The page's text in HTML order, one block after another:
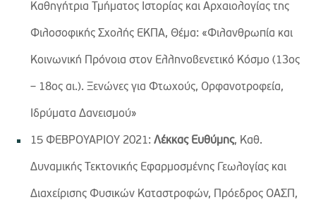
Καθηγήτρια Τμήματος Ιστορίας και Αρχαιολογίας της
Φιλοσοφικής Σχολής ΕΚΠΑ, Θέμα: «Φιλανθρωπία και
Κοινωνική Πρόνοια στον Ελληνοβενετικό Κόσμο (13ος
– 18ος αι.). Ξενώνες για Φτωχούς, Ορφανοτροφεία,
Ιδρύματα Δανεισμού»
15 ΦΕΒΡΟΥΑΡΙΟΥ 2021:Λέκκας Ευθύμης, Καθ.
Δυναμικής Τεκτονικής Εφαρμοσμένης Γεωλογίας και
Διαχείρισης Φυσικών Καταστροφών, Πρόεδρος ΟΑΣΠ,